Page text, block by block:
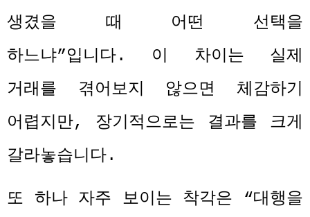
생겼을 때 어떤 선택을
하느냐”입니다. 이 차이는 실제
거래를 겪어보지 않으면 체감하기
어렵지만, 장기적으로는 결과를 크게
갈라놓습니다.
또 하나 자주 보이는 착각은 “대행을